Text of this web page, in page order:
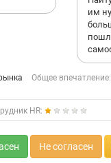
им
Общее впечатление:
HR:
Не согласен